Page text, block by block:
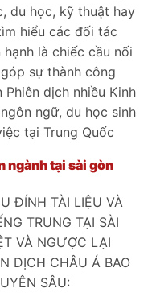
du học, kỹ thuật hay
hiểu các đối tác
là chiếc cầu nối
sự thành công
dịch nhiều Kinh
ngữ, du học sinh
tại Trung Quốc
ngành tại sài gòn
ĐÍNH TÀI LIỆU VÀ
TRUNG TẠI SÀI
VÀ NGƯỢC LẠI
DỊCH CHÂU Á BAO
SÂU: